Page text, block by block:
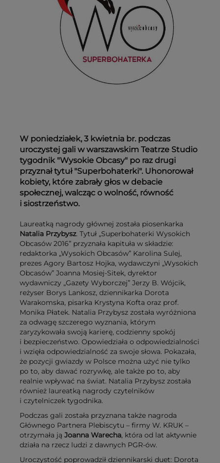
W poniedziałek, 3 kwietnia br. podczas
uroczystej gali w warszawskim Teatrze Studio
tygodnik "Wysokie Obcasy" po raz drugi
przyznał tytuł "Superbohaterki". Uhonorował
kobiety, które zabrały głos w debacie
społecznej, walcząc o wolność, równość
i siostrzeństwo.
Laureatką nagrody głównej została piosenkarka
Natalia Przybysz. Tytuł „Superbohaterki Wysokich
Obcasów 2016” przyznała kapituła w składzie:
redaktorka „Wysokich Obcasów” Karolina Sulej,
prezes Agory Bartosz Hojka, wydawczyni „Wysokich
Obcasów” Joanna Mosiej-Sitek, dyrektor
wydawniczy „Gazety Wyborczej” Jerzy B. Wójcik,
reżyser Borys Lankosz, dziennikarka Dorota
Warakomska, pisarka Krystyna Kofta oraz prof.
Monika Płatek. Natalia Przybysz została wyróżniona
za odwagę szczerego wyznania, którym
zaryzykowała swoją karierę, codzienny spokój
i bezpieczeństwo. Opowiedziała o odpowiedzialności
i wzięła odpowiedzialność za swoje słowa. Pokazała,
że pozycji gwiazdy w Polsce można użyć nie tylko
po to, aby dawać rozrywkę, ale także po to, aby
realnie wpływać na świat. Natalia Przybysz została
również laureatką nagrody czytelników
i czytelniczek tygodnika.
Podczas gali została przyznana także nagroda
Głównego Partnera Plebiscytu – firmy W. KRUK –
otrzymała ją Joanna Warecha, która od lat aktywnie
działa na rzecz ludzi z dawnych PGR-ów.
Uroczystość poprowadził dziennikarski duet: Dorota